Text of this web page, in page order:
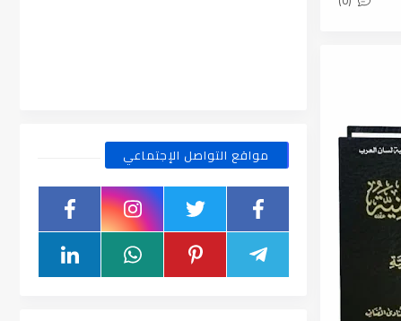
مواقع التواصل الإجتماعي